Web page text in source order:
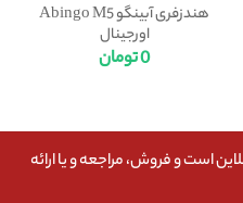
هندزفری آبینگو Abingo M5
اورجینال
0تومان
است و فروش، مراجعه و یا ارائه